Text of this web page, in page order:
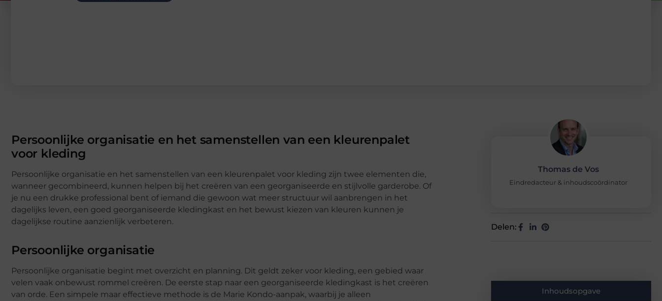
Persoonlijke organisatie en het samenstellen van een kleurenpalet
voor kleding
Persoonlijke organisatie en het samenstellen van een kleurenpalet voor kleding zijn twee elementen die,
wanneer gecombineerd, kunnen helpen bij het creëren van een georganiseerde en stijlvolle garderobe. Of
je nu een drukke professional bent of iemand die gewoon wat meer structuur wil aanbrengen in het
dagelijks leven, een goed georganiseerde kledingkast en het bewust kiezen van kleuren kunnen je
dagelijkse routine aanzienlijk verbeteren.
Persoonlijke organisatie
Persoonlijke organisatie begint met overzicht en planning. Dit geldt zeker voor kleding, een gebied waar
velen vaak onbewust rommel creëren. De eerste stap naar een georganiseerde kledingkast is het creëren
van orde. Een simpele maar effectieve methode is de Marie Kondo-aanpak, waarbij je alleen
Thomas de Vos
Eindredacteur & inhoudscoördinator
Delen:
Inhoudsopgave